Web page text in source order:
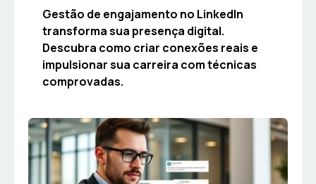
Gestão de engajamento no LinkedIn
transforma sua presença digital.
Descubra como criar conexões reais e
impulsionar sua carreira com técnicas
comprovadas.